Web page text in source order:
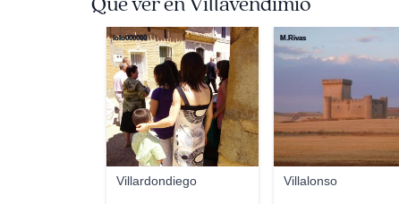
Villardondiego
lolo000000
Villalonso
M.Rivas